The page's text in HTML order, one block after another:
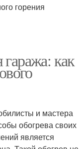
горения
как
и мастера
обогрева своих
является